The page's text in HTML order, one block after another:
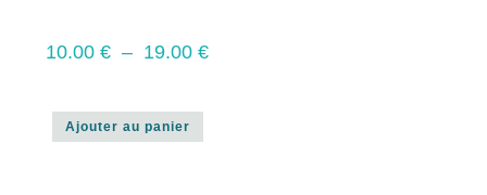
10.00 € – 19.00 €
Ajouter au panier